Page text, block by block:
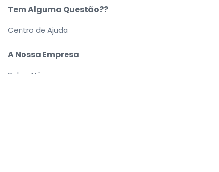
A Nossa Empresa
Sobre Nós
Tem Alguma Questão??
Centro de Ajuda